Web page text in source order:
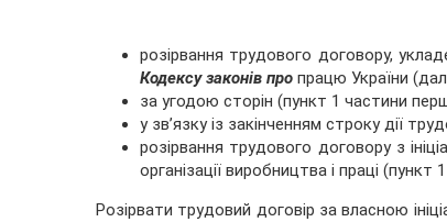
розірвання трудового договору,
Кодексу законів про працю України
за угодою сторін (пункт 1 частини
у зв’язку із закінченням строку дії
розірвання трудового договору з
організації виробництва і праці
Розірвати трудовий договір за власною